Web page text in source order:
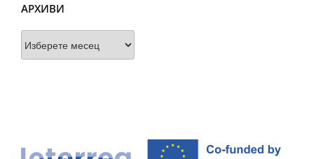
АРХИВИ